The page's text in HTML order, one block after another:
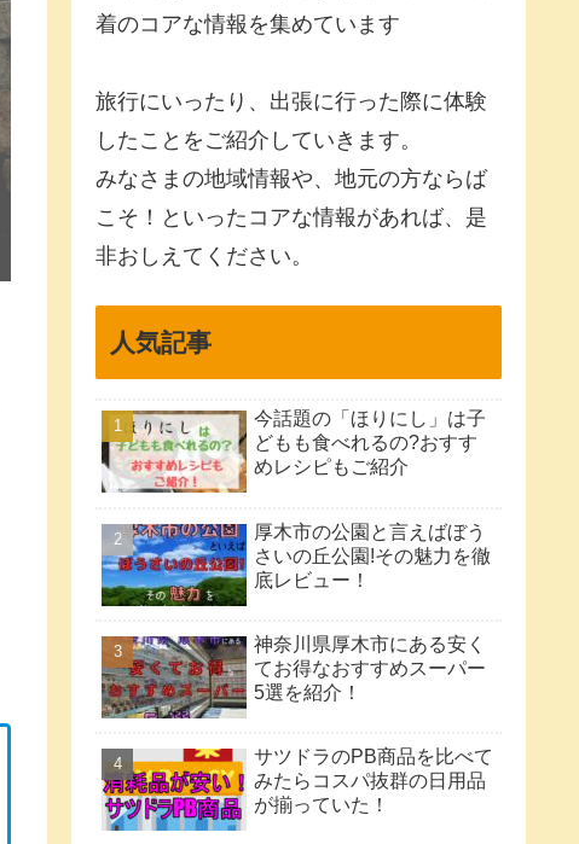
着のコアな情報を集めています
旅行にいったり、出張に行った際に体験
したことをご紹介していきます。
みなさまの地域情報や、地元の方ならば
こそ！といったコアな情報があれば、是
非おしえてください。
人気記事
今話題の「ほりにし」は子
どもも食べれるの?おすす
めレシピもご紹介
厚木市の公園と言えばぼう
さいの丘公園!その魅力を徹
底レビュー！
神奈川県厚木市にある安く
てお得なおすすめスーパー
5選を紹介！
サツドラのPB商品を比べて
みたらコスパ抜群の日用品
が揃っていた！